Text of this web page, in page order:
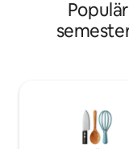
Harmony. Detta
par och
modern njutning
ögonblick från
middag,
Pocono Raceway